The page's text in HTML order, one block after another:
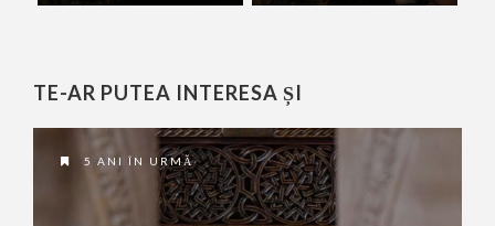
TE-AR PUTEA INTERESA ȘI
5 ANI ÎN URMĂ